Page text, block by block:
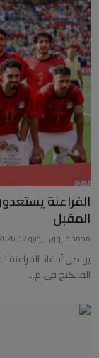
الفراعنة
المقبل
محمد فاروق يونيو 12, 2026
يواصل أحفاد الفراعنة
الفايكنج في م...